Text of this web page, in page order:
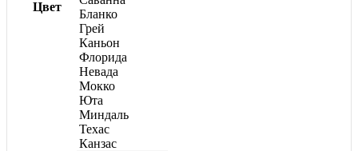
Цвет
Бланко
Грей
Каньон
Флорида
Невада
Мокко
Юта
Миндаль
Техас
Канзас